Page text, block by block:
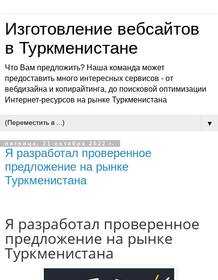
Изготовление вебсайтов
в Туркменистане
Что Вам предложить? Наша команда может
предоставить много интересных сервисов - от
вебдизайна и копирайтинга, до поисковой оптимизации
Интернет-ресурсов на рынке Туркменистана
▼
пятница, 21 октября 2022 г.
Я разработал проверенное
предложение на рынке
Туркменистана
Я разработал проверенное
предложение на рынке
Туркменистана